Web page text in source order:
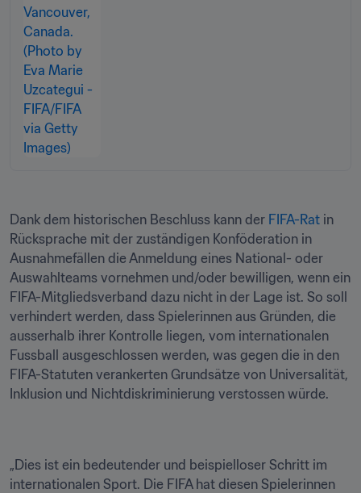
Dank dem historischen Beschluss kann der FIFA-Rat in
Rücksprache mit der zuständigen Konföderation in
Ausnahmefällen die Anmeldung eines National- oder
Auswahlteams vornehmen und/oder bewilligen, wenn ein
FIFA-Mitgliedsverband dazu nicht in der Lage ist. So soll
verhindert werden, dass Spielerinnen aus Gründen, die
ausserhalb ihrer Kontrolle liegen, vom internationalen
Fussball ausgeschlossen werden, was gegen die in den
FIFA-Statuten verankerten Grundsätze von Universalität,
Inklusion und Nichtdiskriminierung verstossen würde.
„Dies ist ein bedeutender und beispielloser Schritt im
internationalen Sport. Die FIFA hat diesen Spielerinnen